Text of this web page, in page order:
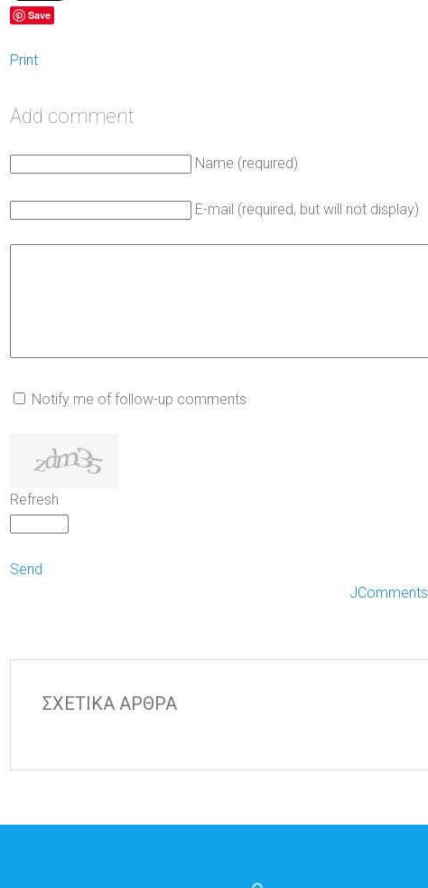
Save
Print
Add comment
Name (required)
E-mail (required, but will not display)
Notify me of follow-up comments
Refresh
Send
JComments
ΣΧΕΤΙΚΑ ΑΡΘΡΑ